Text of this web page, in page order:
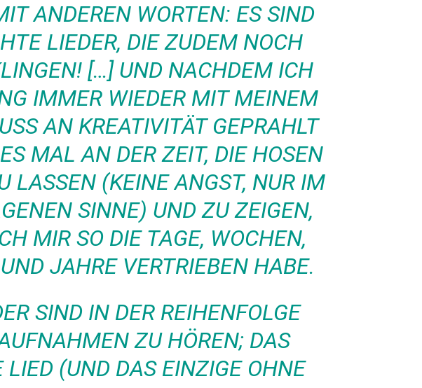
WORTEN: ES SIND SC
LIEDER, DIE ZUDEM NOCH LA
[…] UND NACHDEM ICH JA
WIEDER MIT MEINEM ÜB
AN KREATIVITÄT GEPRAHLT HA
AN DER ZEIT, DIE HOSEN RU
(KEINE ANGST, NUR IM ÜB
SINNE) UND ZU ZEIGEN, WO
SO DIE TAGE, WOCHEN, MO
JAHRE VERTRIEBEN HABE.
SIND IN DER REIHENFOLGE
ZU HÖREN; DAS
LIED (UND DAS EINZIGE OHNE